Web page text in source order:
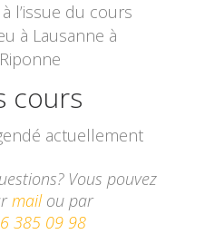
l’issue du cours
à Lausanne à
cours
actuellement
Vous pouvez
mailou par
385 09 98